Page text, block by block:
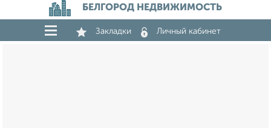
БЕЛГОРОД НЕДВИЖИМОСТЬ
Закладки Личный кабинет